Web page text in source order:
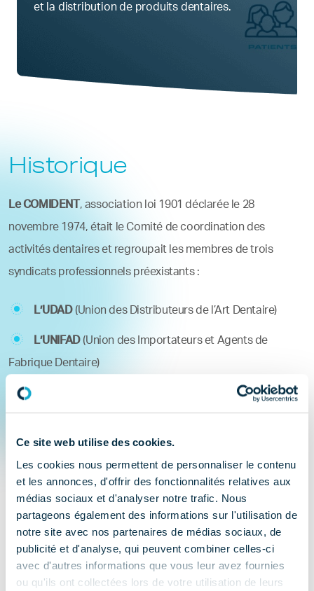
Ce site web utilise des cookies.
Les cookies nous permettent de personnaliser le contenu
et les annonces, d'offrir des fonctionnalités relatives aux
médias sociaux et d'analyser notre trafic. Nous
partageons également des informations sur l'utilisation de
notre site avec nos partenaires de médias sociaux, de
publicité et d'analyse, qui peuvent combiner celles-ci
avec d'autres informations que vous leur avez fournies
ou qu'ils ont collectées lors de votre utilisation de leurs
et la distribution de produits dentaires.
Historique
Le COMIDENT, association loi 1901 déclarée le 28
novembre 1974, était le Comité de coordination des
activités dentaires et regroupait les membres de trois
syndicats professionnels préexistants :
L’UDAD(Union des Distributeurs de l’Art Dentaire)
L’UNIFAD(Union des Importateurs et Agents de
Fabrique Dentaire)
(Syndicat des Fabricants Dentaires
Français)
regroupant les fabricants et distributeurs de matériels,
matériaux dentaires et nouvelles technologies au service
des professionnels du secteur dentaire et des patients.
Association professionnelle
Représente environ 160 TPE, PME et ETI spécialistes